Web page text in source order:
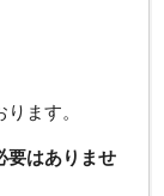
ります。
要はありませ